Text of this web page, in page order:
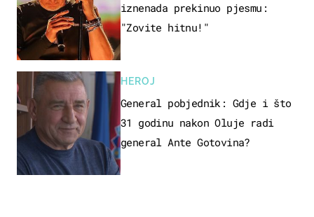
iznenada prekinuo pjesmu:
"Zovite hitnu!"
HEROJ
General pobjednik: Gdje i što
31 godinu nakon Oluje radi
general Ante Gotovina?